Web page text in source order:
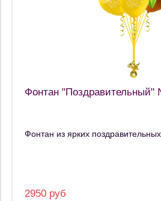
Фонтан "Поздравительный"
Фонтан из ярких
2950 руб